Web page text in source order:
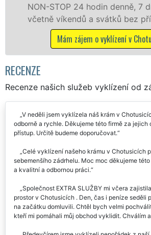
denně, 7 dní v týdnu
bez příplatků.
v Chotusicích
RECENZE
Recenze našich služeb vyklízení od
V neděli jsem vyklízela náš krám v
odborně a rychle. Děkujeme této firmě za jejich
přístup. Určitě budeme doporučovat.
Celé vyklízení našeho krámu v Chotusicích
sebemenšího zádrhelu. Moc moc děkujeme
a kvalitní a odbornou práci.
Společnost EXTRA SLUŽBY mi včera
prostor v Chotusicích . Den, čas i peníze seděli
na začátku domluvili. Chtěl bych velmi
kteří mi pomáhali můj obchod vyklidit. Chválím